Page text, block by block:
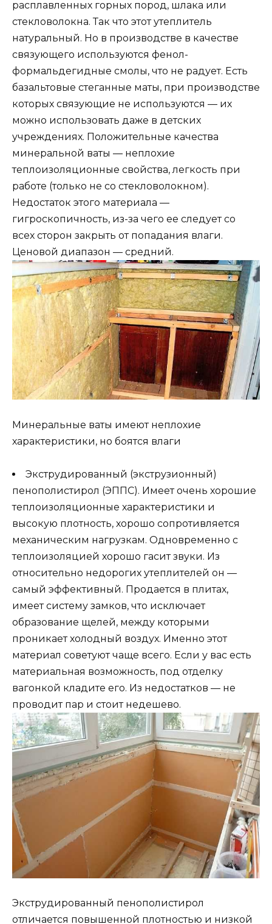
расплавленных горных пород, шлака или
стекловолокна. Так что этот утеплитель
натуральный. Но в производстве в качестве
связующего используются фенол-
формальдегидные смолы, что не радует. Есть
базальтовые стеганные маты, при производстве
которых связующие не используются — их
можно использовать даже в детских
учреждениях. Положительные качества
минеральной ваты — неплохие
теплоизоляционные свойства, легкость при
работе (только не со стекловолокном).
Недостаток этого материала —
гигроскопичность, из-за чего ее следует со
всех сторон закрыть от попадания влаги.
Ценовой диапазон — средний.
Минеральные ваты имеют неплохие
характеристики, но боятся влаги
Экструдированный (экструзионный)
пенополистирол (ЭППС). Имеет очень хорошие
теплоизоляционные характеристики и
высокую плотность, хорошо сопротивляется
механическим нагрузкам. Одновременно с
теплоизоляцией хорошо гасит звуки. Из
относительно недорогих утеплителей он —
самый эффективный. Продается в плитах,
имеет систему замков, что исключает
образование щелей, между которыми
проникает холодный воздух. Именно этот
материал советуют чаще всего. Если у вас есть
материальная возможность, под отделку
вагонкой кладите его. Из недостатков — не
проводит пар и стоит недешево.
Экструдированный пенополистирол
отличается повышенной плотностью и низкой